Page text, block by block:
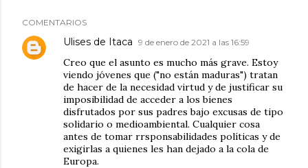
COMENTARIOS
Ulises de Itaca 9 de enero de 2021 a las 16:59
Creo que el asunto es mucho más grave. Estoy
viendo jóvenes que ("no están maduras") tratan
de hacer de la necesidad virtud y de justificar su
imposibilidad de acceder a los bienes
disfrutados por sus padres bajo excusas de tipo
solidario o medioambiental. Cualquier cosa
antes de tomar rrsponsabilidades políticas y de
exigirlas a quienes les han dejado a la cola de
Europa.